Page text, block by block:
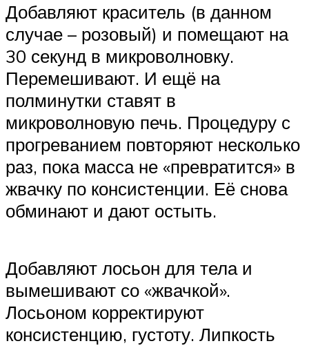
Добавляют краситель (в данном
случае – розовый) и помещают на
30 секунд в микроволновку.
Перемешивают. И ещё на
полминутки ставят в
микроволновую печь. Процедуру с
прогреванием повторяют несколько
раз, пока масса не «превратится» в
жвачку по консистенции. Её снова
обминают и дают остыть.
Добавляют лосьон для тела и
вымешивают со «жвачкой».
Лосьоном корректируют
консистенцию, густоту. Липкость